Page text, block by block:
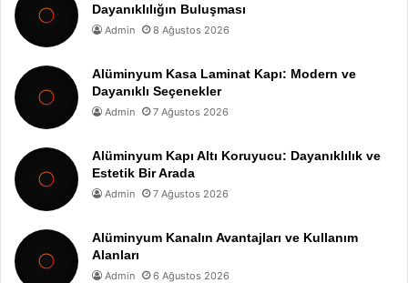
Dayanıklılığın Buluşması
Admin 8 Ağustos 2026
Alüminyum Kasa Laminat Kapı: Modern ve
Dayanıklı Seçenekler
Admin 7 Ağustos 2026
Alüminyum Kapı Altı Koruyucu: Dayanıklılık ve
Estetik Bir Arada
Admin 7 Ağustos 2026
Alüminyum Kanalın Avantajları ve Kullanım
Alanları
Admin 6 Ağustos 2026